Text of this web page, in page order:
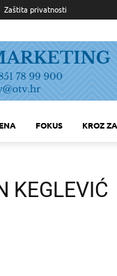
Zaštita privatnosti
FOKUS KROZ
KEGLEVIĆ